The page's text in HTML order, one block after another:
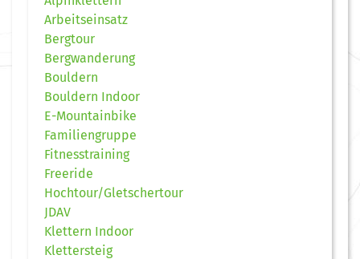
Arbeitseinsatz
Bergtour
Bergwanderung
Bouldern
Bouldern Indoor
E-Mountainbike
Familiengruppe
Fitnesstraining
Freeride
Hochtour/Gletschertour
JDAV
Klettern Indoor
Klettersteig